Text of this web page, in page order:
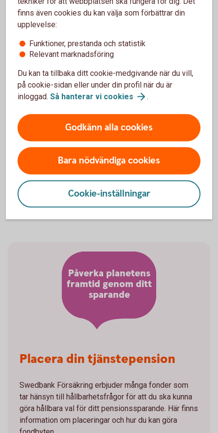
Om ditt företag tecknar Swedbank Pensionsplan till förmån
för en anställd är premien avdragsgill med upp till 35
Skatteregler
Se över basbelopp inför årsskiftet
Inför årsskiftet kan det vara bra att se över kommande
justeringar.
Basbelopp
Förköpsinformation och villkor
Placera din tjänstepension
Swedbank Försäkring erbjuder många fonder som
tar hänsyn till hållbarhetsfrågor för att du ska kunna
göra hållbara val för ditt pensionssparande. Här finns
information om placeringar och hur du kan göra
Påverka planetens
framtid genom ditt
sparande
finns även cookies du kan välja som förbättrar din
upplevelse:
Funktioner, prestanda och statistik
Relevant marknadsföring
Du kan ta tillbaka ditt cookie-medgivande när du vill,
på cookie-sidan eller under din profil när du är
inloggad. Så hanterar vi cookies .
Godkänn alla cookies
Bara nödvändiga cookies
Cookie-inställningar